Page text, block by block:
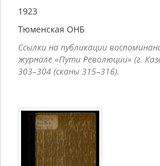
1923
Тюменская ОНБ
Ссылки на публикации
журнале «Пути Революции» (г.
303–304 (сканы 315–316).